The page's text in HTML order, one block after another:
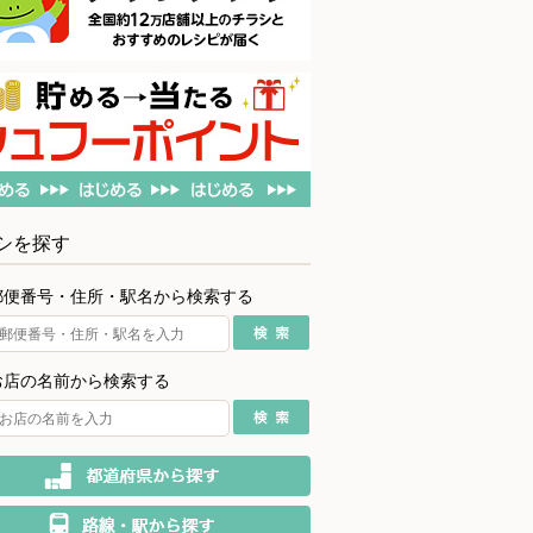
を探す
便番号・住所・駅名から検索する
店の名前から検索する